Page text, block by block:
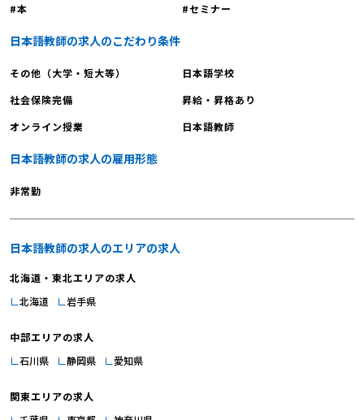
本
セミナー
日本語教師の求人のこだわり条件
その他（大学・短大等）
日本語学校
社会保険完備
昇給・昇格あり
オンライン授業
日本語教師
日本語教師の求人の雇用形態
非常勤
日本語教師の求人のエリアの求人
北海道・東北エリアの求人
北海道
岩手県
中部エリアの求人
石川県
静岡県 愛知県
関東エリアの求人